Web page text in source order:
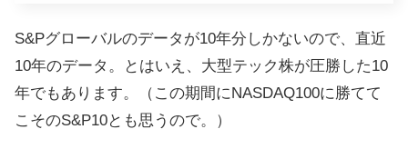
S&Pグローバルのデータが10年分しかないので、直近
10年のデータ。とはいえ、大型テック株が圧勝した10
年でもあります。（この期間にNASDAQ100に勝てて
こそのS&P10とも思うので。）